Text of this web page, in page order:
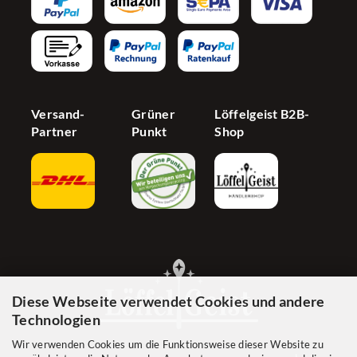
Diese Webseite verwendet Cookies und andere
Technologien
Wir verwenden Cookies um die Funktionsweise dieser Website zu
Jetzt Händer werden
Barrierefreiheit
Cookie Einstellungen
Versand-
Partner
Grüner
Punkt
Löffelgeist B2B-
Shop